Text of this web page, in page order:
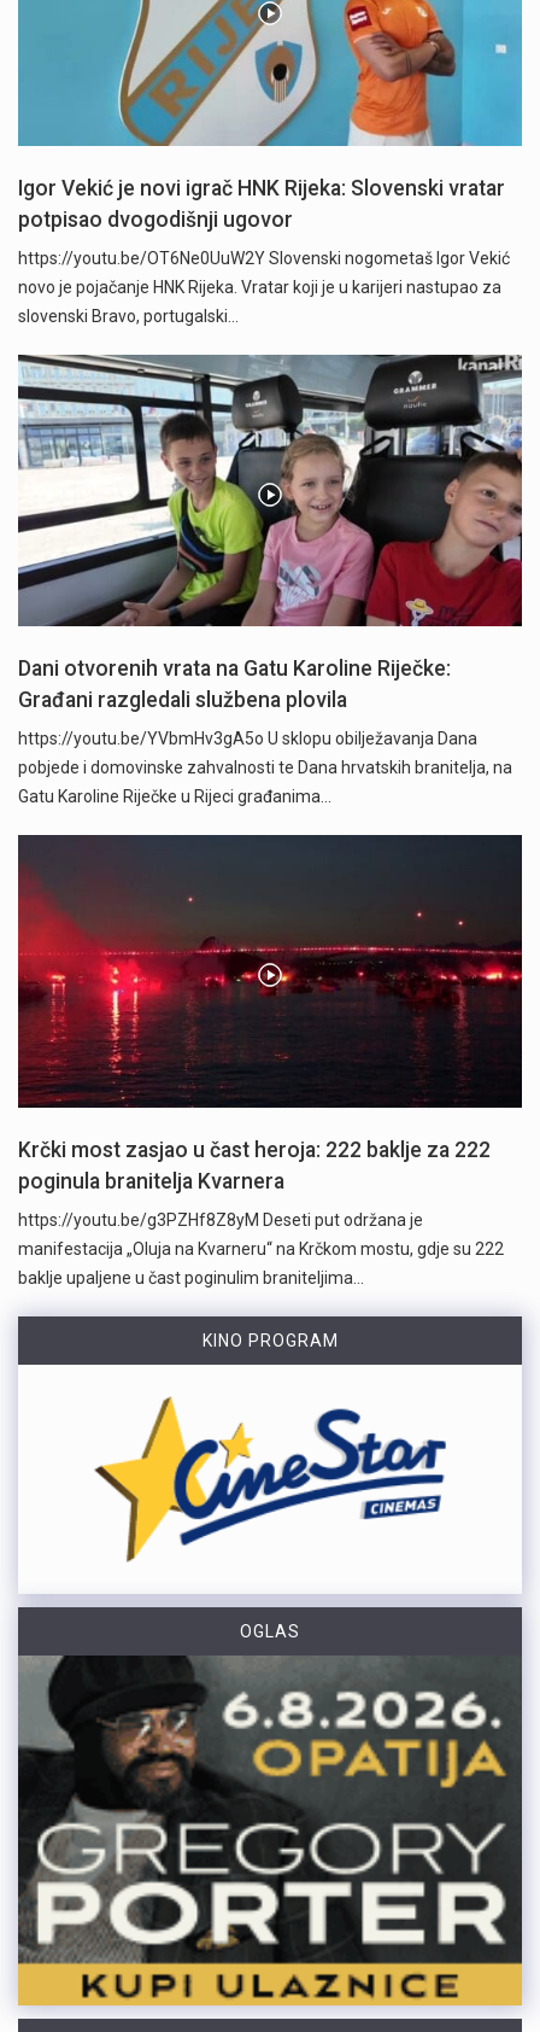
Igor Vekić je novi igrač HNK Rijeka: Slovenski vratar
potpisao dvogodišnji ugovor
https://youtu.be/OT6Ne0UuW2Y Slovenski nogometaš Igor Vekić
novo je pojačanje HNK Rijeka. Vratar koji je u karijeri nastupao za
slovenski Bravo, portugalski…
Dani otvorenih vrata na Gatu Karoline Riječke:
Građani razgledali službena plovila
https://youtu.be/YVbmHv3gA5o U sklopu obilježavanja Dana
pobjede i domovinske zahvalnosti te Dana hrvatskih branitelja, na
Gatu Karoline Riječke u Rijeci građanima…
Krčki most zasjao u čast heroja: 222 baklje za 222
poginula branitelja Kvarnera
https://youtu.be/g3PZHf8Z8yM Deseti put održana je
manifestacija „Oluja na Kvarneru“ na Krčkom mostu, gdje su 222
baklje upaljene u čast poginulim braniteljima…
KINO PROGRAM
OGLAS